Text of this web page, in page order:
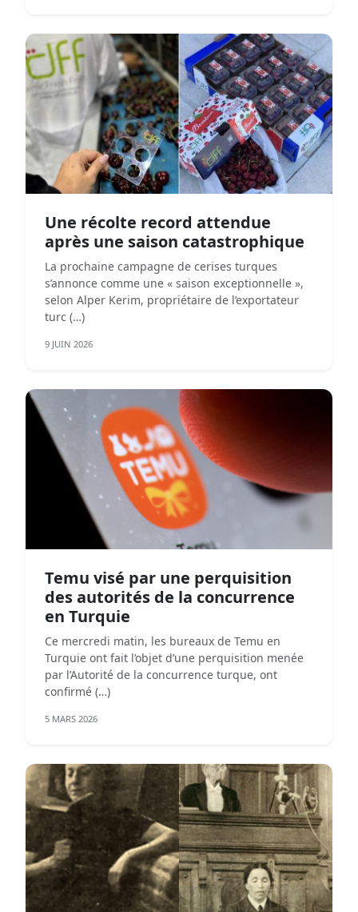
Une récolte record attendue
après une saison catastrophique
La prochaine campagne de cerises turques
s’annonce comme une « saison exceptionnelle »,
selon Alper Kerim, propriétaire de l’exportateur
turc (…)
9 JUIN 2026
Temu visé par une perquisition
des autorités de la concurrence
en Turquie
Ce mercredi matin, les bureaux de Temu en
Turquie ont fait l’objet d’une perquisition menée
par l’Autorité de la concurrence turque, ont
confirmé (…)
5 MARS 2026